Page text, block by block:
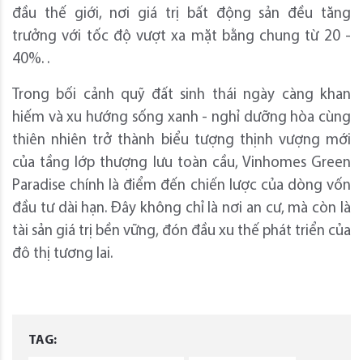
đầu thế giới, nơi giá trị bất động sản đều tăng
trưởng với tốc độ vượt xa mặt bằng chung từ 20 -
40%. .
Trong bối cảnh quỹ đất sinh thái ngày càng khan
hiếm và xu hướng sống xanh - nghỉ dưỡng hòa cùng
thiên nhiên trở thành biểu tượng thịnh vượng mới
của tầng lớp thượng lưu toàn cầu, Vinhomes Green
Paradise chính là điểm đến chiến lược của dòng vốn
đầu tư dài hạn. Đây không chỉ là nơi an cư, mà còn là
tài sản giá trị bền vững, đón đầu xu thế phát triển của
đô thị tương lai.
TAG: